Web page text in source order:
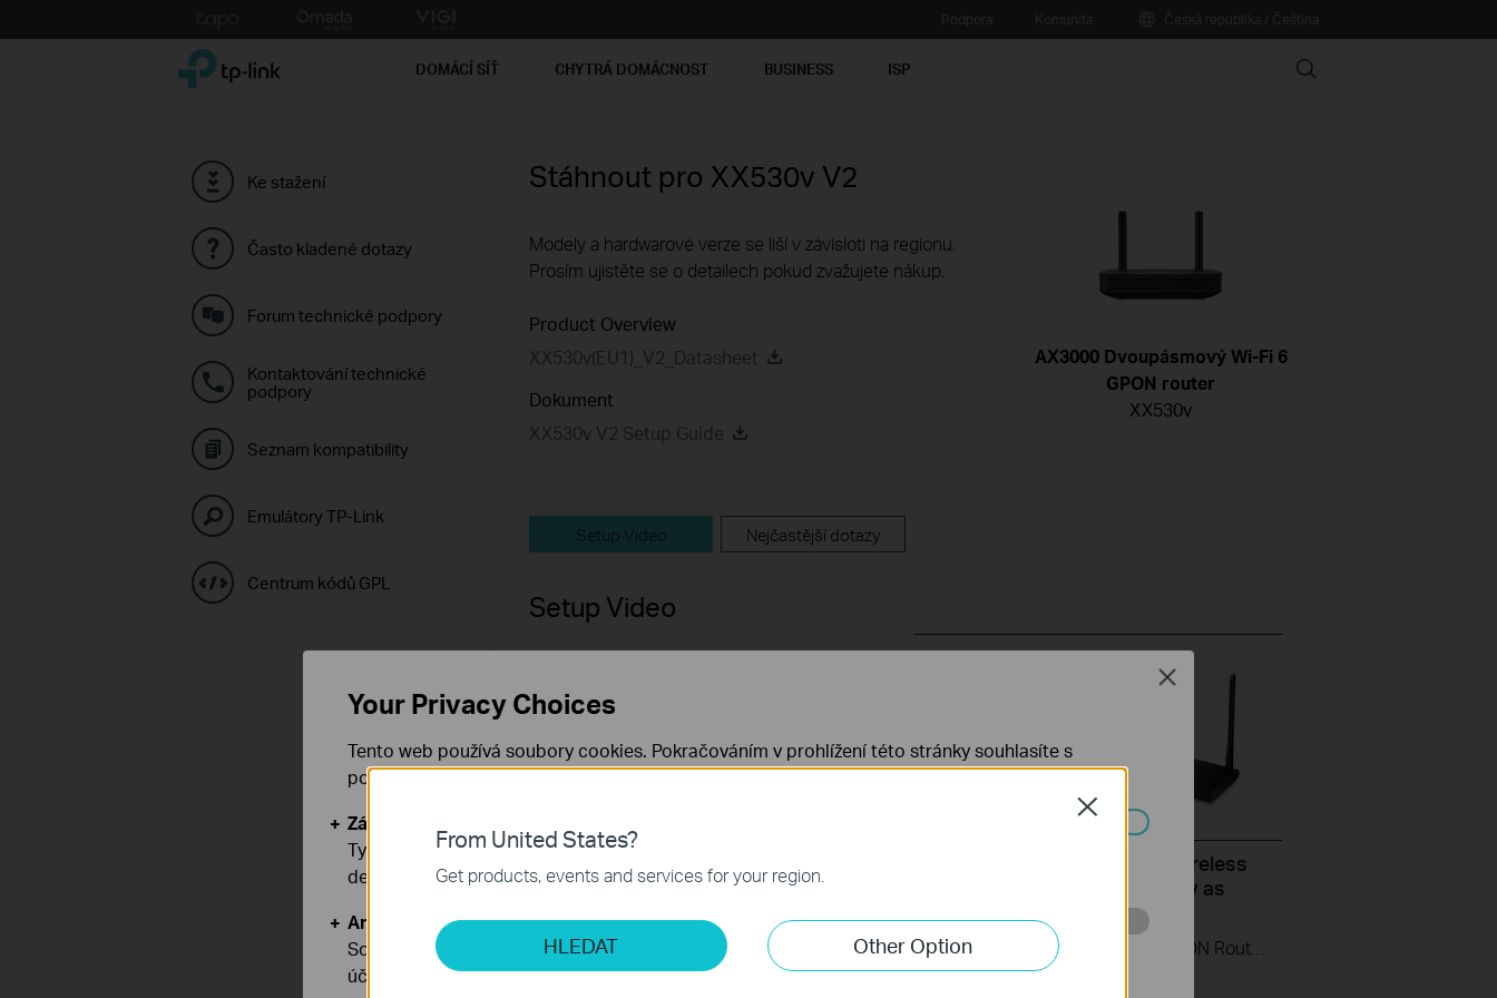
to
TP-Link, Reliably Smart DOMÁCÍ SÍŤ CHYTRÁ DOMÁCNOST BUSINESS ISP Search
Ke stažení
Často kladené dotazy
Forum technické podpory
Kontaktování technické
podpory
Seznam kompatibility
Emulátory TP-Link
Centrum kódů GPL
Stáhnout pro XX530v V2
Modely a hardwarové verze se liší v závisloti na regionu.
Prosím ujistěte se o detailech pokud zvažujete nákup.
Product Overview
XX530v(EU1)_V2_Datasheet
Dokument
XX530v V2 Setup Guide
AX3000 Dvoupásmový Wi-Fi 6
GPON router
XX530v
Setup Video Nejčastější dotazy
Setup Video
Terminal (take XZ000-G7 as example)
This video uses Gigabit XPON Terminal XZ000-G7 as an example. The actual product may vary by model. For detailed information on ports, buttons, and LED indicators, please refer to the user manual for your specific model.
How to set up the TP-Link Wireless
PON Router (take XC220-G3v as
From United States?
Get products, events and services for your region.
HLEDAT Other Option
Close
Your Privacy Choices
Tento web používá soubory cookies. Pokračováním v prohlížení této stránky souhlasíte s
používáním našich cookies.Již nezobrazovatZjistit více.
Základní cookies
Tyto cookies jsou nezbytné pro fungování webových stránek a nelze je ve vašich systémech
deaktivovat.
Analytické a marketingové cookies
Soubory cookie pro nám umožňují analyzovat vaše aktivity na našich webových stránkách za
účelem zlepšení a přizpůsobení jejich funkčnosti.
Close